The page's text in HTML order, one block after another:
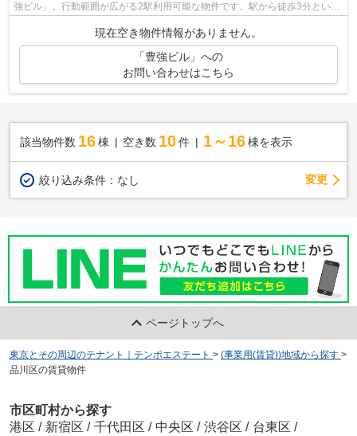
強ビル」。行動範囲が広がる2駅利用可能な物件です。駅から徒歩3分という
現在空き物件情報がありません。
「豊強ビル」への
お問い合わせはこちら
該当物件数 16棟 空き数 10 件 1～16 棟を表示
絞り込み条件： なし 変更
ページトップへ
東京とその周辺のテナント｜テンポエステート > (事業用(賃貸))地域から探す >
品川区の賃貸物件
市区町村から探す
港区 / 新宿区 / 千代田区 / 中央区 / 渋谷区 / 台東区 /